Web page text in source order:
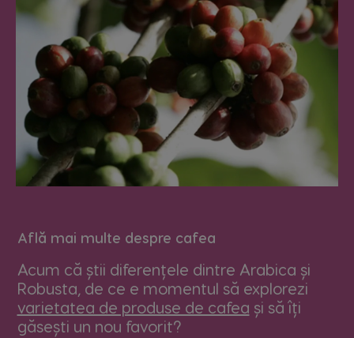
Află mai multe despre cafea
Acum că știi diferențele dintre Arabica și
Robusta, de ce e momentul să explorezi
varietatea de produse de cafea și să îți
găsești un nou favorit?
Croatia
Croatian
Czechia
Czeck
Denmark
Dannish
Ecuador
Spanish
El Salvador
Spanish
Estonia
Estonian
German
Greek
Guatemala